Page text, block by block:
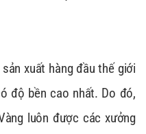
xuất hàng đầu thế giới
độ bền cao nhất. Do đó,
luôn được các xưởng